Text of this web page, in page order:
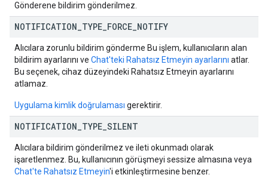
Gönderene bildirim gönderilmez.
NOTIFICATION TYPE FORCE NOTIFY
Alıcılara zorunlu bildirim gönderme Bu işlem, kullanıcıların alan
bildirim ayarlarını ve Chat'teki Rahatsız Etmeyin ayarlarını atlar.
Bu seçenek, cihaz düzeyindeki Rahatsız Etmeyin ayarlarını
atlamaz.
Uygulama kimlik doğrulaması gerektirir.
NOTIFICATION TYPE SILENT
Alıcılara bildirim gönderilmez ve ileti okunmadı olarak
işaretlenmez. Bu, kullanıcının görüşmeyi sessize almasına veya
Chat'te Rahatsız Etmeyin'i etkinleştirmesine benzer.